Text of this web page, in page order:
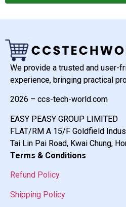
We provide a trusted and user-
experience, bringing practical
2026 – ccs-tech-world.com
EASY PEASY GROUP LIMITED
FLAT/RM A 15/F Goldfield
Tai Lin Pai Road, Kwai Chung,
Terms & Conditions
Refund Policy
Shipping Policy